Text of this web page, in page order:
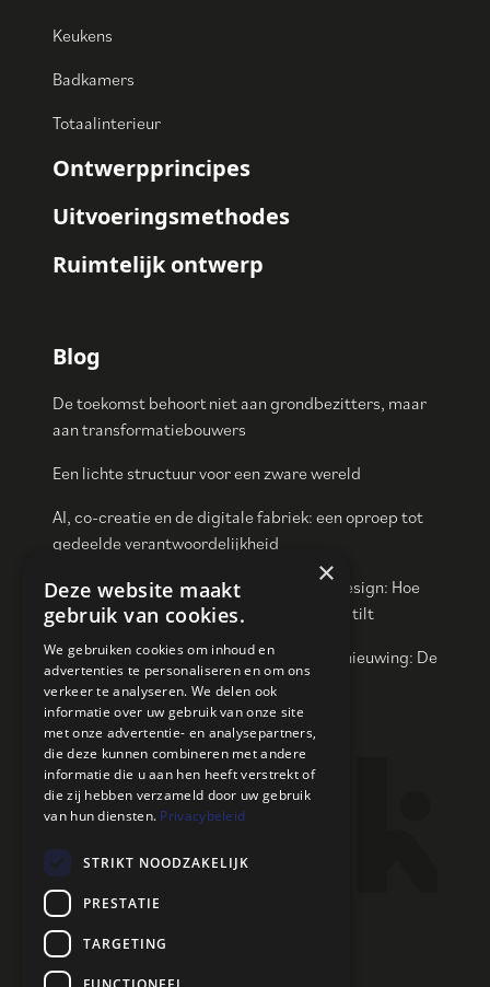
Keukens
Badkamers
Totaalinterieur
Ontwerpprincipes
Uitvoeringsmethodes
Ruimtelijk ontwerp
Blog
De toekomst behoort niet aan grondbezitters, maar
aan transformatiebouwers
Een lichte structuur voor een zware wereld
AI, co-creatie en de digitale fabriek: een oproep tot
gedeelde verantwoordelijkheid
Een opmerkelijk (R)evolutie in Interieurdesign: Hoe
NOIND Co-Creatie naar een nieuw niveau tilt
Van commoditisering naar creatieve vernieuwing: De
weg naar betekenisvolle producten
Contact
Maak een afspraak
Over ons
×
Deze website maakt
gebruik van cookies.
We gebruiken cookies om inhoud en
advertenties te personaliseren en om ons
verkeer te analyseren. We delen ook
informatie over uw gebruik van onze site
met onze advertentie- en analysepartners,
die deze kunnen combineren met andere
informatie die u aan hen heeft verstrekt of
die zij hebben verzameld door uw gebruik
van hun diensten. Privacybeleid
STRIKT NOODZAKELIJK
PRESTATIE
TARGETING